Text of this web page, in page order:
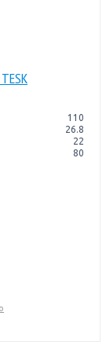
110
26.8
22
80